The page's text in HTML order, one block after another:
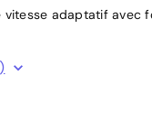
vitesse adaptatif avec
Butées Hydrauliques